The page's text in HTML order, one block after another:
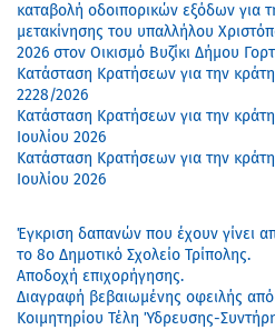
καταβολή οδοιπορικών εξόδων για
μετακίνησης του υπαλλήλου
2026 στον Οικισμό Βυζίκι Δήμου
Κατάσταση Κρατήσεων για την
2228/2026
Κατάσταση Κρατήσεων για την
Ιουλίου 2026
Κατάσταση Κρατήσεων για την
Ιουλίου 2026
Έγκριση δαπανών που έχουν γίνει
το 8ο Δημοτικό Σχολείο Τρίπολης.
Αποδοχή επιχορήγησης.
Διαγραφή βεβαιωμένης οφειλής
Κοιμητηρίου Τέλη Ύδρευσης-